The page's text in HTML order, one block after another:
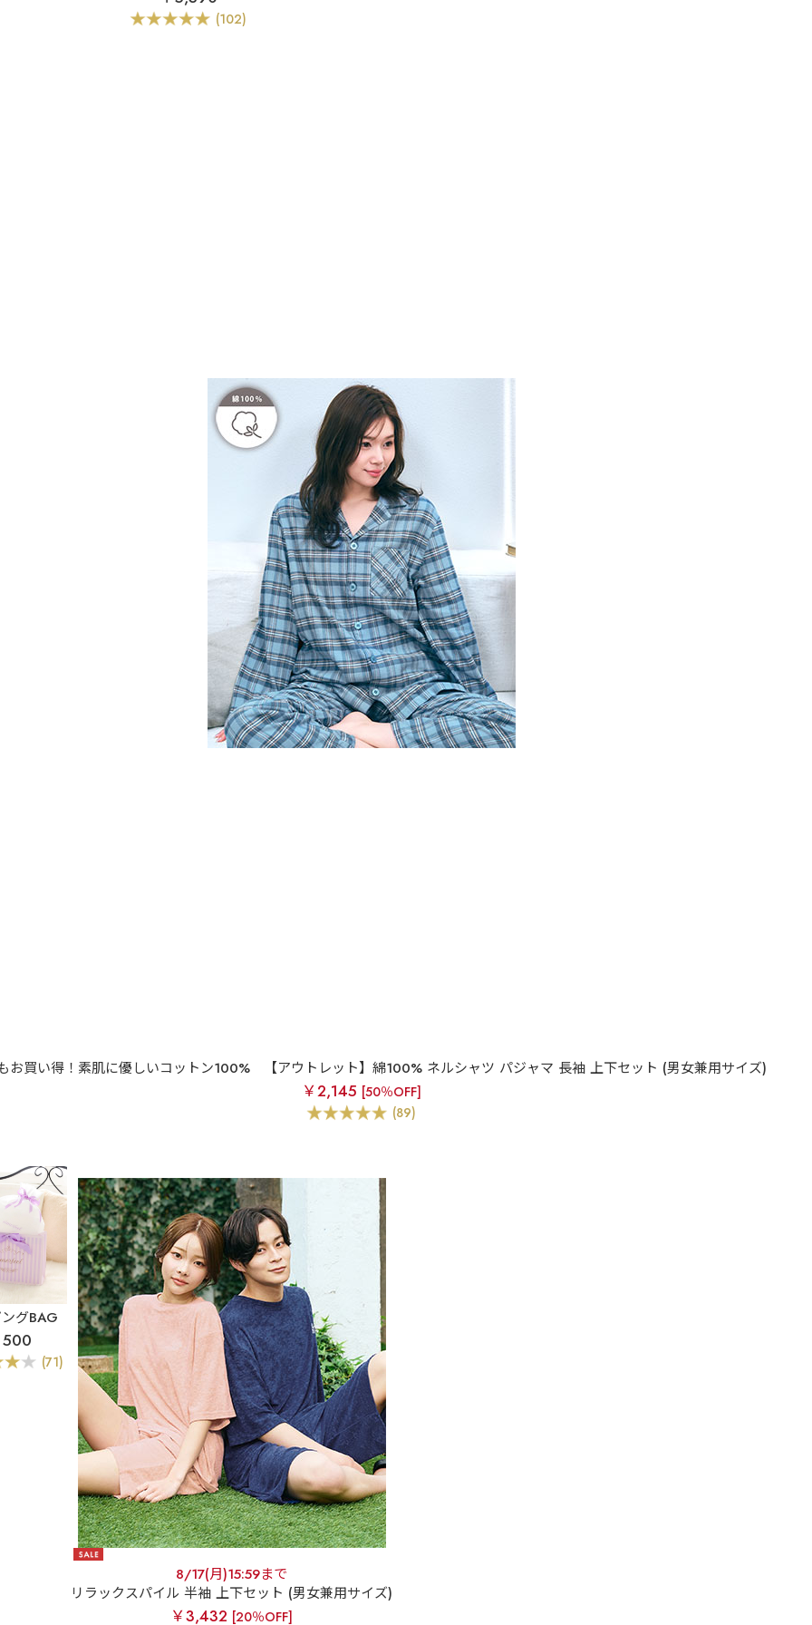
(102)
お買い得！素肌に優しいコットン100% 【アウトレット】綿100% ネルシャツ パジャマ 長袖 上下セット (男女兼用サイズ)
￥2,145 [50％OFF]
(89)
グBAG
(71)
8/17(月)15:59まで
リラックスパイル 半袖 上下セット (男女兼用サイズ)
￥3,432 [20％OFF]